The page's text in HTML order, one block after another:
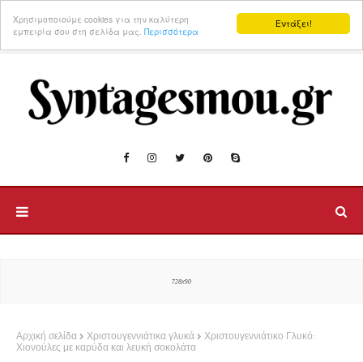
Εντάξει!
Χρησιμοποιούμε cookies για την καλύτερη
εμπειρία σου στη σελίδα μας. Περισσότερα
Αρχική σελίδα Χριστουγεννιάτικα γλυκά
Χριστουγεννιάτικο Γλυκό:
Χιονούλες με καρύδα και λευκή σοκολάτα